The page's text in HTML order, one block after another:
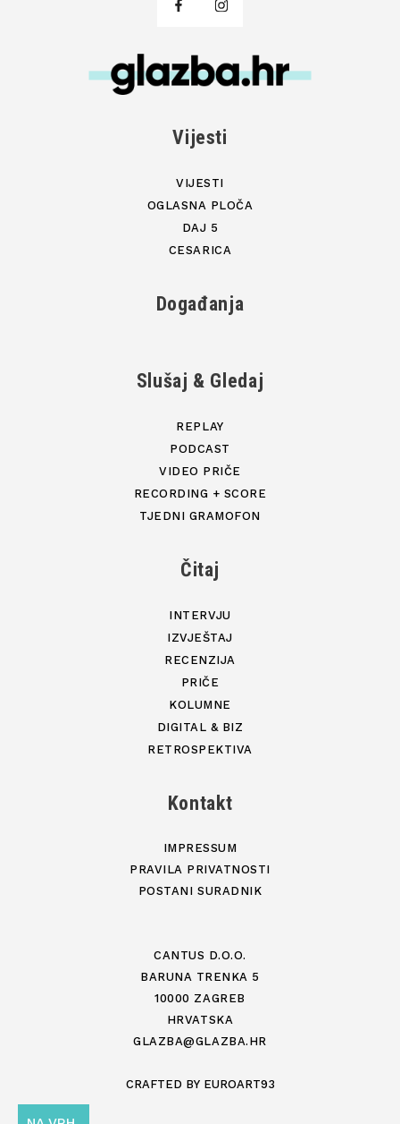
Vijesti
VIJESTI
OGLASNA PLOČA
DAJ 5
CESARICA
Događanja
Slušaj & Gledaj
REPLAY
PODCAST
VIDEO PRIČE
RECORDING + SCORE
TJEDNI GRAMOFON
Čitaj
INTERVJU
IZVJEŠTAJ
RECENZIJA
PRIČE
KOLUMNE
DIGITAL & BIZ
RETROSPEKTIVA
Kontakt
IMPRESSUM
PRAVILA PRIVATNOSTI
POSTANI SURADNIK
CANTUS D.O.O.
BARUNA TRENKA 5
10000 ZAGREB
HRVATSKA
GLAZBA@GLAZBA.HR
CRAFTED BY EUROART93